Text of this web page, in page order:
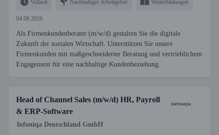
Vollzeit Nachhaltiger Arbeitgeber Weiterbildungen
04.08.2026
Als Firmenkundenberater (m/w/d) gestalten Sie die digitale
Zukunft der sozialen Wirtschaft. Unterstützen Sie unsere
Firmenkunden mit maßgeschneiderter Beratung und vertrieblichem
Engagement für eine nachhaltige Kundenbeziehung.
Head of Channel Sales (m/w/d) HR, Payroll
& ERP-Software
Infoniqa Deutschland GmbH